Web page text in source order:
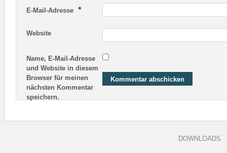
E-Mail-Adresse *
Website
Name, E-Mail-Adresse
und Website in diesem
Browser für meinen
nächsten Kommentar
speichern.
DOWNLOADS